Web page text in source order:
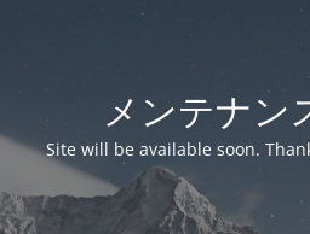
メンテナン
Site will be available soon.